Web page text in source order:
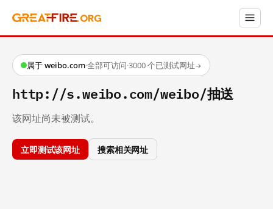
属于 weibo.com·全部可访问·3000 个已测试网址→
http://s.weibo.com/weibo/抽送
该网址尚未被测试。
立即测试该网址 搜索相关网址